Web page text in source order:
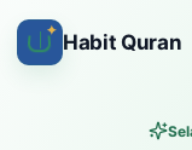
✦ Habit Quran